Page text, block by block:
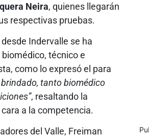
Neira, quienes llegarán
respectivas pruebas.
Indervalle se ha
técnico e
como lo expresó el para
tanto biomédico
, resaltando la
a la competencia.
del Valle, Freiman